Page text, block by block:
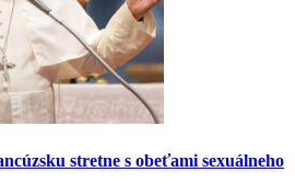
stretne s obeťami sexuálneho